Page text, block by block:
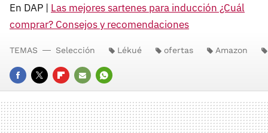
En DAP | Las mejores sartenes para inducción ¿Cuál
comprar? Consejos y recomendaciones
FACEBOOK
TWITTERFLIPBOARD
E-
MAIL
WHATSAPP
TEMAS Selección Lékué ofertas Amazon